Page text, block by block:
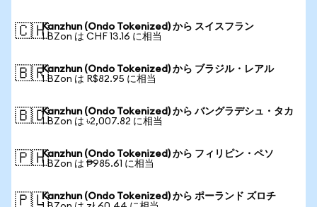
🇨🇭Kanzhun (Ondo Tokenized) から スイスフラン
1 BZon は CHF 13.16 に相当
🇧🇷Kanzhun (Ondo Tokenized) から ブラジル・レアル
1 BZon は R$82.95 に相当
🇧🇩Kanzhun (Ondo Tokenized) から バングラデシュ・タカ
1 BZon は ৳2,007.82 に相当
🇵🇭Kanzhun (Ondo Tokenized) から フィリピン・ペソ
1 BZon は ₱985.61 に相当
🇵🇱Kanzhun (Ondo Tokenized) から ポーランド ズロチ